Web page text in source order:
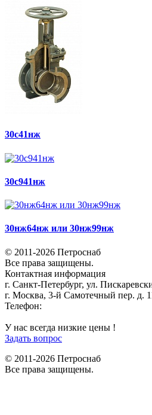
30с41нж
30с941нж
30нж64нж или 30нж99нж
© 2011-2026 Петроснаб
Все права защищены.
Контактная информация
г. Санкт-Петербург, ул.
г. Москва, 3-й Самотечный пер. д.
Телефон:
У нас всегда низкие цены !
Задать вопрос
© 2011-2026 Петроснаб
Все права защищены.